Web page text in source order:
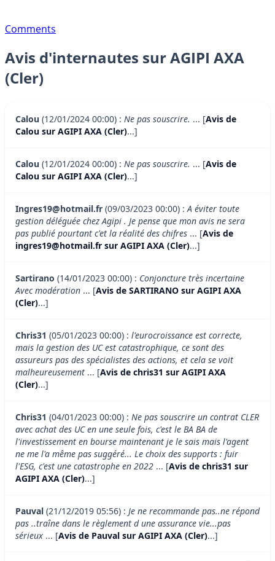
Comments
Avis d'internautes sur AGIPI AXA
(Cler)
Calou (12/01/2024 00:00) : Ne pas souscrire. ... [Avis de
Calou sur AGIPI AXA (Cler)...]
Calou (12/01/2024 00:00) : Ne pas souscrire. ... [Avis de
Calou sur AGIPI AXA (Cler)...]
Ingres19@hotmail.fr (09/03/2023 00:00) :A éviter toute
gestion déléguée chez Agipi . Je pense que mon avis ne sera
pas publié pourtant c'et la réalité des chifres ... [Avis de
ingres19@hotmail.fr sur AGIPI AXA (Cler)...]
Sartirano (14/01/2023 00:00) : Conjoncture très incertaine
Avec modération ... [Avis de SARTIRANO sur AGIPI AXA
(Cler)...]
Chris31 (05/01/2023 00:00) : l'eurocroissance est correcte,
mais la gestion des UC est catastrophique, ce sont des
assureurs pas des spécialistes des actions, et cela se voit
malheureusement ... [Avis de chris31 sur AGIPI AXA
(Cler)...]
Chris31 (04/01/2023 00:00) : Ne pas souscrire un contrat CLER
avec achat des UC en une seule fois, c'est le BA BA de
l'investissement en bourse maintenant je le sais mais l'agent
ne me l'a même pas suggéré... Le choix des supports : fuir
l'ESG, c'est une catastrophe en 2022 ... [Avis de chris31 sur
AGIPI AXA (Cler)...]
Pauval (21/12/2019 05:56) : Je ne recommande pas..ne répond
pas ..traîne dans le règlement d une assurance vie...pas
sérieux ... [Avis de Pauval sur AGIPI AXA (Cler)...]